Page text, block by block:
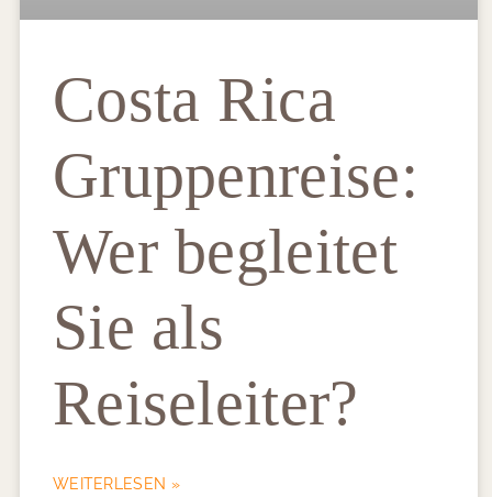
Costa Rica
Gruppenreise:
Wer begleitet
Sie als
Reiseleiter?
WEITERLESEN »